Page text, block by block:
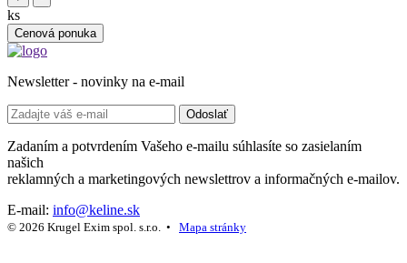
ks
Cenová ponuka
Newsletter - novinky na e-mail
Odoslať
Zadaním a potvrdením Vašeho e-mailu súhlasíte so zasielaním
našich
reklamných a marketingových newslettrov a informačných e-mailov.
E-mail: info@keline.sk
© 2026 Krugel Exim spol. s.r.o. • Mapa stránky